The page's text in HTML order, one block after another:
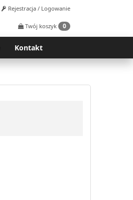
Rejestracja / Logowanie
Twój koszyk 0
Kontakt